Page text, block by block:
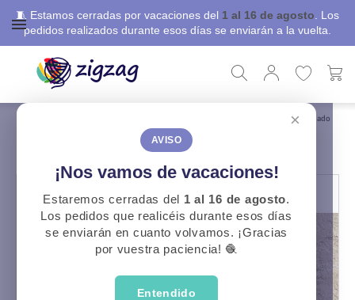
🧵 Estamos cerradas por vacaciones del 1 al 16 de agosto . Los
pedidos realizados durante esos días se enviarán a la vuelta.
×
AVISO
¡Nos vamos de vacaciones!
Estaremos cerradas del 1 al 16 de agosto.
Los pedidos que realicéis durante esos días
se enviarán en cuanto volvamos. ¡Gracias
por vuestra paciencia! 🧶
Entendido
Patrón Pañuelo Degradado
PATRÓN PAÑUELO DEGRADADO